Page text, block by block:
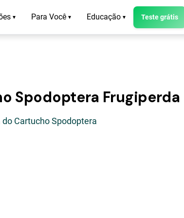
▾ Para Você ▾ Educação ▾ Teste grátis
Spodoptera Frugiperda
Cartucho Spodoptera